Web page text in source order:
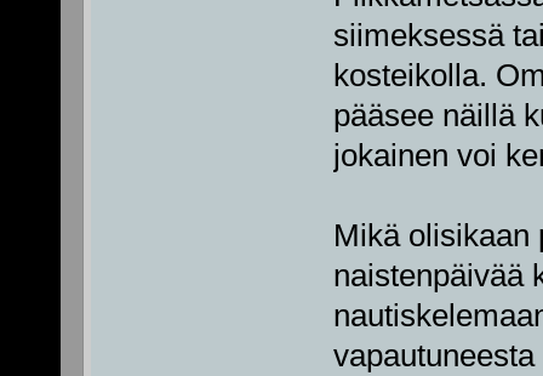
siimeksessä
kosteikolla.
pääsee näillä
jokainen voi
Mikä olisikaan
naistenpäivää